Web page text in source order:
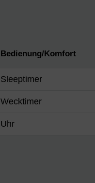
Bedienung/Komfort
Sleeptimer
Wecktimer
Uhr